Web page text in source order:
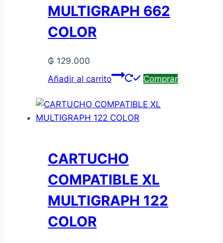
MULTIGRAPH 662
COLOR
₲ 129.000
Añadir al carrito
Comprar
CARTUCHO
COMPATIBLE XL
MULTIGRAPH 122
COLOR